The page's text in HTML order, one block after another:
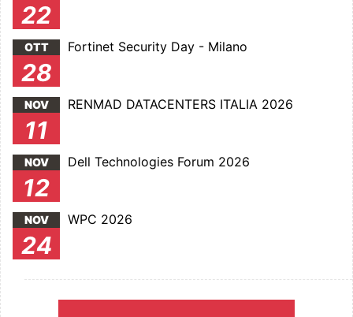
22
OTT
28
Fortinet Security Day - Milano
NOV
11
RENMAD DATACENTERS ITALIA 2026
NOV
12
Dell Technologies Forum 2026
NOV
24
WPC 2026